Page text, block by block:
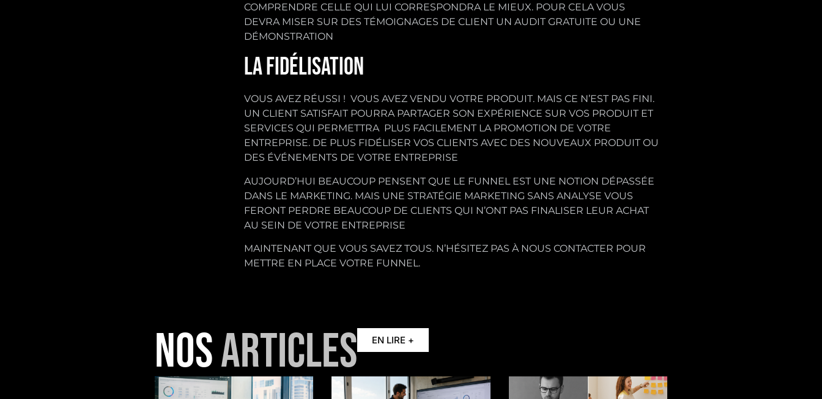
COMPRENDRE CELLE QUI LUI CORRESPONDRA LE MIEUX. POUR CELA VOUS
DEVRA MISER SUR DES TÉMOIGNAGES DE CLIENT UN AUDIT GRATUITE OU UNE
DÉMONSTRATION
LA FIDÉLISATION
VOUS AVEZ RÉUSSI ! VOUS AVEZ VENDU VOTRE PRODUIT. MAIS CE N’EST PAS FINI.
UN CLIENT SATISFAIT POURRA PARTAGER SON EXPÉRIENCE SUR VOS PRODUIT ET
SERVICES QUI PERMETTRA PLUS FACILEMENT LA PROMOTION DE VOTRE
ENTREPRISE. DE PLUS FIDÉLISER VOS CLIENTS AVEC DES NOUVEAUX PRODUIT OU
DES ÉVÉNEMENTS DE VOTRE ENTREPRISE
AUJOURD’HUI BEAUCOUP PENSENT QUE LE FUNNEL EST UNE NOTION DÉPASSÉE
DANS LE MARKETING. MAIS UNE STRATÉGIE MARKETING SANS ANALYSE VOUS
FERONT PERDRE BEAUCOUP DE CLIENTS QUI N’ONT PAS FINALISER LEUR ACHAT
AU SEIN DE VOTRE ENTREPRISE
MAINTENANT QUE VOUS SAVEZ TOUS. N’HÉSITEZ PAS À NOUS CONTACTER POUR
METTRE EN PLACE VOTRE FUNNEL.
NOSARTICLES EN LIRE +